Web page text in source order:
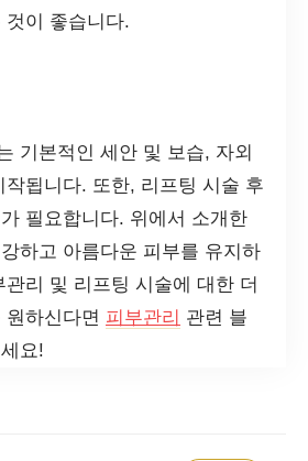
것이 좋습니다.
기본적인 세안 및 보습, 자외
작됩니다. 또한, 리프팅 시술 후
필요합니다. 위에서 소개한
하고 아름다운 피부를 유지하
리 및 리프팅 시술에 대한 더
하신다면 피부관리
관련 블
요!